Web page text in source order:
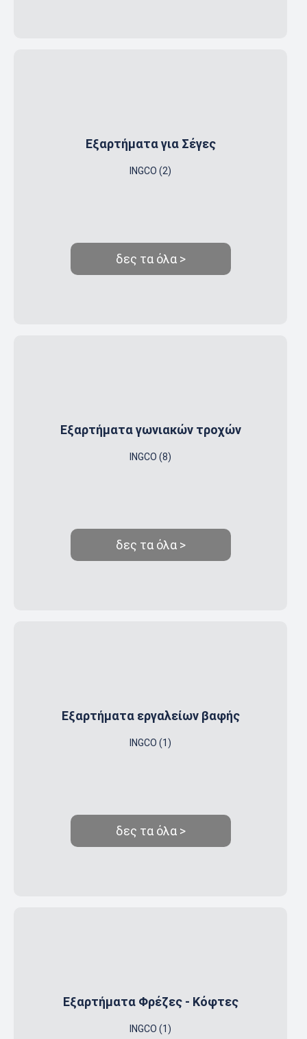
Εξαρτήματα για Σέγες
INGCO (2)
δες τα όλα >
Εξαρτήματα γωνιακών τροχών
INGCO (8)
δες τα όλα >
Εξαρτήματα εργαλείων βαφής
INGCO (1)
δες τα όλα >
Εξαρτήματα Φρέζες - Κόφτες
INGCO (1)